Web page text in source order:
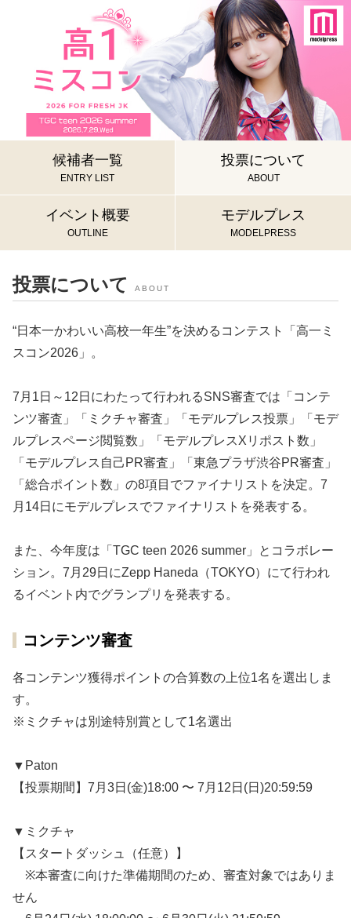
候補者一覧
ENTRY LIST
投票について
ABOUT
イベント概要
OUTLINE
モデルプレス
MODELPRESS
投票について ABOUT
“日本一かわいい高校一年生”を決めるコンテスト「高一ミ
スコン2026」。
7月1日～12日にわたって行われるSNS審査では「コンテ
ンツ審査」「ミクチャ審査」「モデルプレス投票」「モデ
ルプレスページ閲覧数」「モデルプレスXリポスト数」
「モデルプレス自己PR審査」「東急プラザ渋谷PR審査」
「総合ポイント数」の8項目でファイナリストを決定。7
月14日にモデルプレスでファイナリストを発表する。
また、今年度は「TGC teen 2026 summer」とコラボレー
ション。7月29日にZepp Haneda（TOKYO）にて行われ
るイベント内でグランプリを発表する。
コンテンツ審査
各コンテンツ獲得ポイントの合算数の上位1名を選出しま
す。
※ミクチャは別途特別賞として1名選出
▼Paton
【投票期間】7月3日(金)18:00 〜 7月12日(日)20:59:59
▼ミクチャ
【スタートダッシュ（任意）】
※本審査に向けた準備期間のため、審査対象ではありま
せん